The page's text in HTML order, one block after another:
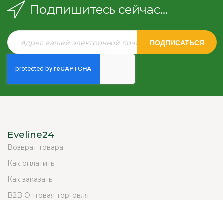
Подпишитесь сейчас...
ПОДПИСАТЬСЯ
Eveline24
Возврат товара
Как оплатить
Как заказать
B2B Оптовая торговля